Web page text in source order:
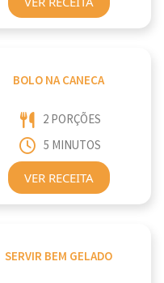
BOLO NA CANECA
2 PORÇÕES
5 MINUTOS
VER RECEITA
SERVIR BEM GELADO